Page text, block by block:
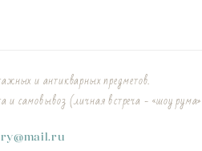
и антикварных предметов.
самовывоз (личная встреча - «шоу
@mail.ru